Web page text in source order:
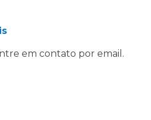
em contato por email.